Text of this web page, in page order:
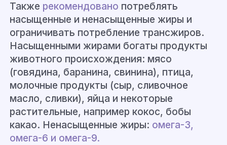
Также рекомендовано потреблять
насыщенные и ненасыщенные жиры и
ограничивать потребление трансжиров.
Насыщенными жирами богаты продукты
животного происхождения: мясо
(говядина, баранина, свинина), птица,
молочные продукты (сыр, сливочное
масло, сливки), яйца и некоторые
растительные, например кокос, бобы
какао. Ненасыщенные жиры: омега-3,
омега-6 и омега-9.